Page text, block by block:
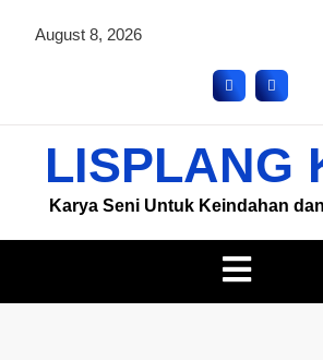
August 8, 2026
LISPLANG
Karya Seni Untuk Keindahan